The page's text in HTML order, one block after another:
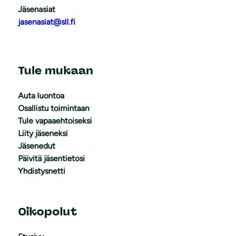
Jäsenasiat
jasenasiat@sll.fi
Tule mukaan
Auta luontoa
Osallistu toimintaan
Tule vapaaehtoiseksi
Liity jäseneksi
Jäsenedut
Päivitä jäsentietosi
Yhdistysnetti
Oikopolut